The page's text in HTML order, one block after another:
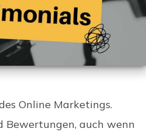
Online Marketings.
Bewertungen, auch wenn